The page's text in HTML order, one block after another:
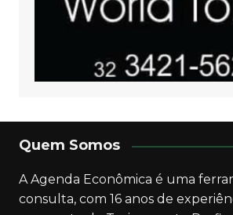
Quem Somos
A Agenda Econômica é uma
consulta, com 16 anos de